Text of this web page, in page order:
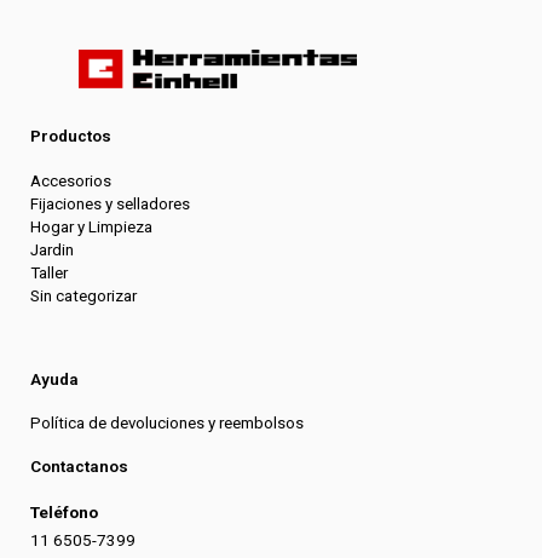
Productos
Accesorios
Fijaciones y selladores
Hogar y Limpieza
Jardin
Taller
Sin categorizar
Ayuda
Política de devoluciones y reembolsos
Contactanos
Teléfono
11 6505-7399